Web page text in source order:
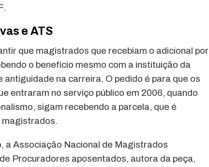
e ATS
que magistrados que recebiam o adicional por
o benefício mesmo com a instituição da
na carreira. O pedido é para que os
entraram no serviço público em 2006, quando
sigam recebendo a parcela, que é
magistrados.
a Associação Nacional de Magistrados
Procuradores aposentados, autora da peça,